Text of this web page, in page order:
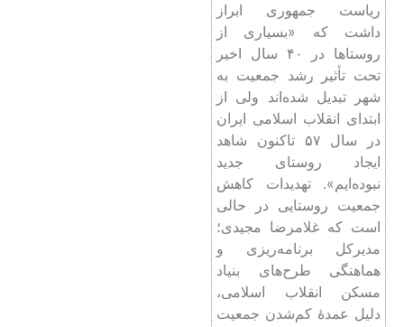
ریاست جمهوری ابراز
داشت که «بسیاری از
روستاها در ۴۰ سال اخیر
تحت تأثیر رشد جمعیت به
شهر تبدیل شده‌اند ولی از
ابتدای انقلاب اسلامی ایران
در سال ۵۷ تاکنون شاهد
ایجاد روستای جدید
نبوده‌ایم». تهدیدات کاهش
جمعیت روستایی در حالی
است که غلامرضا مجیدی؛
مدیرکل برنامه‌ریزی و
هماهنگی طرح‌های بنیاد
مسکن انقلاب اسلامی،
دلیل عمدۀ کم‌شدن جمعیت